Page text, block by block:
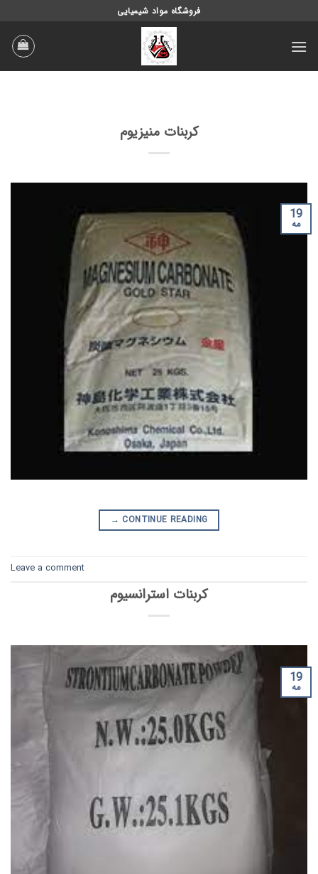
content
فروشگاه مواد شیمیایی
کربنات منیزیوم
19
مه
CONTINUE READING
→
Leave a comment
کربنات استرانسیوم
19
مه